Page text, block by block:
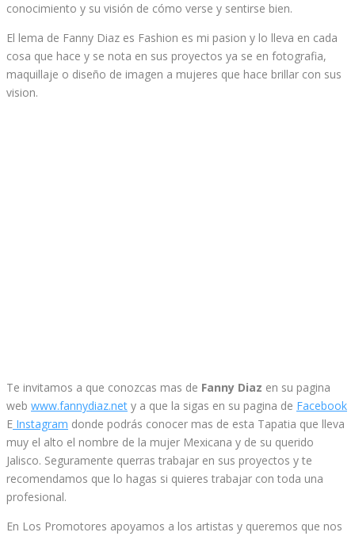
conocimiento y su visión de cómo verse y sentirse bien.
El lema de Fanny Diaz es Fashion es mi pasion y lo lleva en cada
cosa que hace y se nota en sus proyectos ya se en fotografia,
maquillaje o diseño de imagen a mujeres que hace brillar con sus
vision.
Te invitamos a que conozcas mas de Fanny Diaz en su pagina
web www.fannydiaz.net y a que la sigas en su pagina de Facebook
E Instagram donde podrás conocer mas de esta Tapatia que lleva
muy el alto el nombre de la mujer Mexicana y de su querido
Jalisco. Seguramente querras trabajar en sus proyectos y te
recomendamos que lo hagas si quieres trabajar con toda una
profesional.
En Los Promotores apoyamos a los artistas y queremos que nos